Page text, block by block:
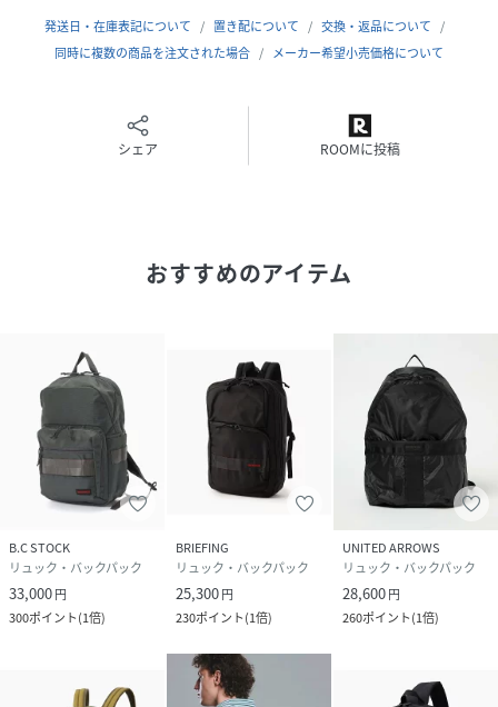
地感が特徴です。
薄手ながらも張りがあり、背負った際のシルエットをすっき
も取り入れやすいアイテムです。
日常からレジャーまで、さまざまなシーンで使いやすい一品
です。
【BRIEFING/ブリーフィング】
1998年にミル・スペックに準拠した真の「ミリタリズム」を
追及し、卓越した機能美を持つラゲッジレーベルとして誕生
アメリカが本気で生み出す強靱なパーツや最高峰の技術や機
能を、タウンユースモデルに落とし込み、
それぞれのシーンにフィットするよう研究・開発を進めてき
フスタイルに寄り添えるブランドとして進化を続けていま
発送日・在庫表記について 置き配について
交換・返品について
同時に複数の商品を注文された場合
メーカー希望小売価格について
シェア ROOMに投稿
おすすめのアイテム
B.C STOCK
リュック・バックパック
33,000円
300ポイント(1倍)
BRIEFING
リュック・バックパック
25,300円
230ポイント(1倍)
UNITED ARROWS
リュック・バックパック
28,600円
260ポイント(1倍)